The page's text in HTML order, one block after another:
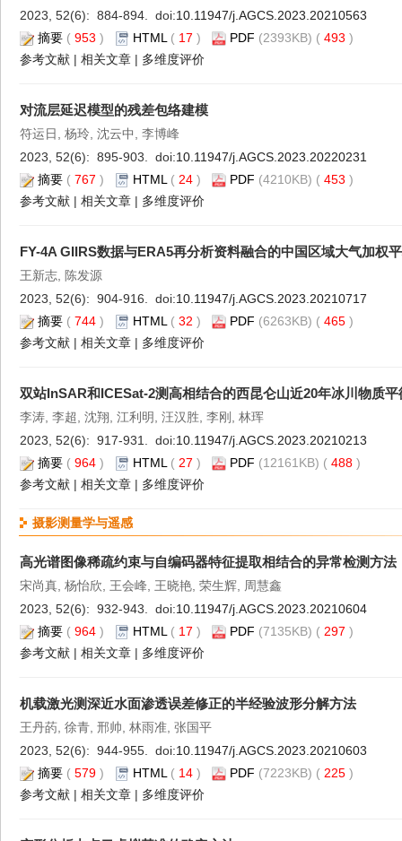
2023, 52(6): 884-894. doi:10.11947/j.AGCS.2023.20210563
摘要 ( 953 ) HTML ( 17 ) PDF (2393KB) ( 493 )
参考文献 | 相关文章 | 多维度评价
对流层延迟模型的残差包络建模
符运日, 杨玲, 沈云中, 李博峰
2023, 52(6): 895-903. doi:10.11947/j.AGCS.2023.20220231
摘要 ( 767 ) HTML ( 24 ) PDF (4210KB) ( 453 )
参考文献 | 相关文章 | 多维度评价
FY-4A GIIRS数据与ERA5再分析资料融合的中国区域大气加权
王新志, 陈发源
2023, 52(6): 904-916. doi:10.11947/j.AGCS.2023.20210717
摘要 ( 744 ) HTML ( 32 ) PDF (6263KB) ( 465 )
参考文献 | 相关文章 | 多维度评价
双站InSAR和ICESat-2测高相结合的西昆仑山近20年冰川物质
李涛, 李超, 沈翔, 江利明, 汪汉胜, 李刚, 林珲
2023, 52(6): 917-931. doi:10.11947/j.AGCS.2023.20210213
摘要 ( 964 ) HTML ( 27 ) PDF (12161KB) ( 488 )
参考文献 | 相关文章 | 多维度评价
摄影测量学与遥感
高光谱图像稀疏约束与自编码器特征提取相结合的异常检测方法
宋尚真, 杨怡欣, 王会峰, 王晓艳, 荣生辉, 周慧鑫
2023, 52(6): 932-943. doi:10.11947/j.AGCS.2023.20210604
摘要 ( 964 ) HTML ( 17 ) PDF (7135KB) ( 297 )
参考文献 | 相关文章 | 多维度评价
机载激光测深近水面渗透误差修正的半经验波形分解方法
王丹菂, 徐青, 邢帅, 林雨准, 张国平
2023, 52(6): 944-955. doi:10.11947/j.AGCS.2023.20210603
摘要 ( 579 ) HTML ( 14 ) PDF (7223KB) ( 225 )
参考文献 | 相关文章 | 多维度评价